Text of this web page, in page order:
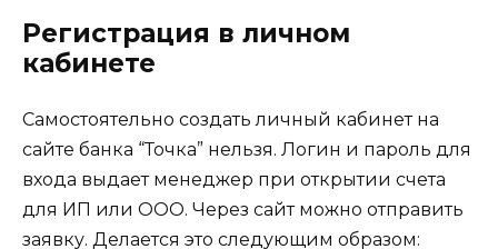
Регистрация в личном
кабинете
Самостоятельно создать личный кабинет на
сайте банка “Точка” нельзя. Логин и пароль для
входа выдает менеджер при открытии счета
для ИП или ООО. Через сайт можно отправить
заявку. Делается это следующим образом: